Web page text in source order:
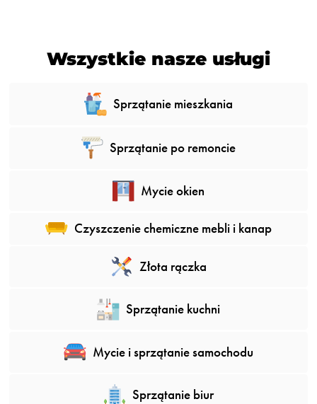
Wszystkie nasze usługi
Sprzątanie mieszkania
Sprzątanie po remoncie
Mycie okien
Czyszczenie chemiczne mebli i kanap
Złota rączka
Sprzątanie kuchni
Mycie i sprzątanie samochodu
Sprzątanie biur